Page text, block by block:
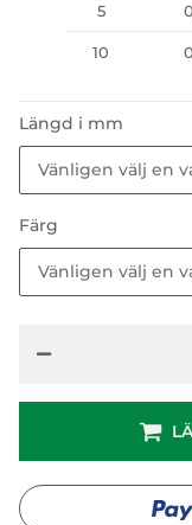
5
10
Längd i mm
Vänligen välj en
Färg
Vänligen välj en